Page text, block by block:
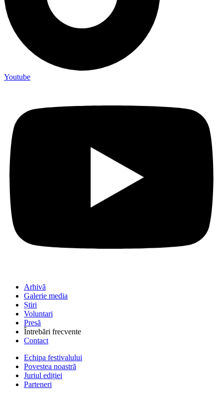
Youtube
Arhivă
Galerie media
Știri
Voluntari
Presă
Întrebări frecvente
Contact
Echipa festivalului
Povestea noastră
Juriul ediției
Parteneri